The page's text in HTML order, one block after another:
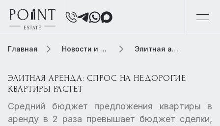
Главная Новости и обзоры Элитная аренда: спрос на недорогие квартиры растет
ЭЛИТНАЯ АРЕНДА: СПРОС НА НЕДОРОГИЕ
КВАРТИРЫ РАСТЕТ
Средний бюджет предложения квартиры в
аренду в 2 раза превышает бюджет сделки,